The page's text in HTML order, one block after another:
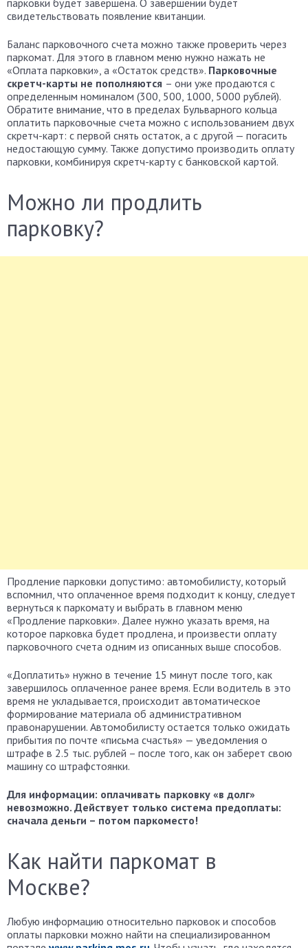
парковки будет завершена. О завершении будет
свидетельствовать появление квитанции.
Баланс парковочного счета можно также проверить через
паркомат. Для этого в главном меню нужно нажать не
«Оплата парковки», а «Остаток средств». Парковочные
скретч-карты не пополняются – они уже продаются с
определенным номиналом (300, 500, 1000, 5000 рублей).
Обратите внимание, что в пределах Бульварного кольца
оплатить парковочные счета можно с использованием двух
скретч-карт: с первой снять остаток, а с другой — погасить
недостающую сумму. Также допустимо производить оплату
парковки, комбинируя скретч-карту с банковской картой.
Можно ли продлить
парковку?
Продление парковки допустимо: автомобилисту, который
вспомнил, что оплаченное время подходит к концу, следует
вернуться к паркомату и выбрать в главном меню
«Продление парковки». Далее нужно указать время, на
которое парковка будет продлена, и произвести оплату
парковочного счета одним из описанных выше способов.
«Доплатить» нужно в течение 15 минут после того, как
завершилось оплаченное ранее время. Если водитель в это
время не укладывается, происходит автоматическое
формирование материала об административном
правонарушении. Автомобилисту остается только ожидать
прибытия по почте «письма счастья» — уведомления о
штрафе в 2.5 тыс. рублей – после того, как он заберет свою
машину со штрафстоянки.
Для информации: оплачивать парковку «в долг»
невозможно. Действует только система предоплаты:
сначала деньги – потом паркоместо!
Как найти паркомат в
Москве?
Любую информацию относительно парковок и способов
оплаты парковки можно найти на специализированном